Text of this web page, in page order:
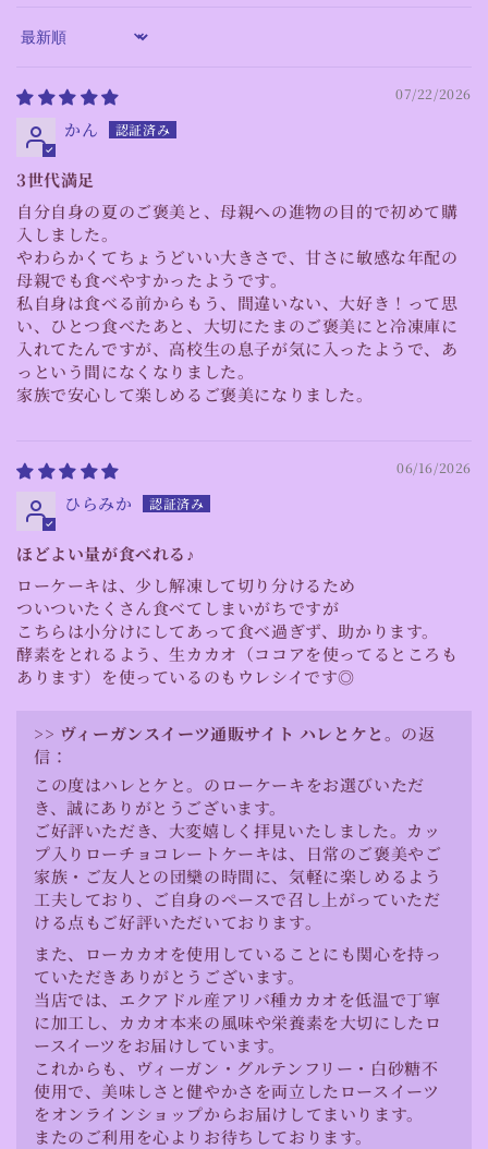
Sort by
07/22/2026
かん
3世代満足
自分自身の夏のご褒美と、母親への進物の目的で初めて購
入しました。
やわらかくてちょうどいい大きさで、甘さに敏感な年配の
母親でも食べやすかったようです。
私自身は食べる前からもう、間違いない、大好き！って思
い、ひとつ食べたあと、大切にたまのご褒美にと冷凍庫に
入れてたんですが、高校生の息子が気に入ったようで、あ
っという間になくなりました。
家族で安心して楽しめるご褒美になりました。
06/16/2026
ひらみか
ほどよい量が食べれる♪
ローケーキは、少し解凍して切り分けるため
ついついたくさん食べてしまいがちですが
こちらは小分けにしてあって食べ過ぎず、助かります。
酵素をとれるよう、生カカオ（ココアを使ってるところも
あります）を使っているのもウレシイです◎
>> ヴィーガンスイーツ通販サイト ハレとケと。 の返
信：
この度はハレとケと。のローケーキをお選びいただ
き、誠にありがとうございます。
ご好評いただき、大変嬉しく拝見いたしました。カッ
プ入りローチョコレートケーキは、日常のご褒美やご
家族・ご友人との団欒の時間に、気軽に楽しめるよう
工夫しており、ご自身のペースで召し上がっていただ
ける点もご好評いただいております。
また、ローカカオを使用していることにも関心を持っ
ていただきありがとうございます。
当店では、エクアドル産アリバ種カカオを低温で丁寧
に加工し、カカオ本来の風味や栄養素を大切にしたロ
ースイーツをお届けしています。
これからも、ヴィーガン・グルテンフリー・白砂糖不
使用で、美味しさと健やかさを両立したロースイーツ
をオンラインショップからお届けしてまいります。
またのご利用を心よりお待ちしております。